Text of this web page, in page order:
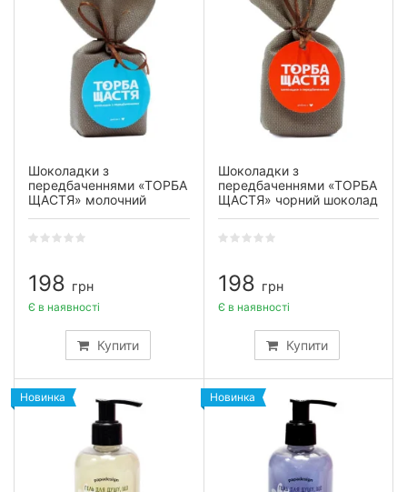
Шоколадки з
передбаченнями «ТОРБА
ЩАСТЯ» молочний
198 грн
Купити
Є в наявності
Шоколадки з
передбаченнями «ТОРБА
ЩАСТЯ» чорний шоколад
198 грн
Купити
Є в наявності
Новинка Новинка